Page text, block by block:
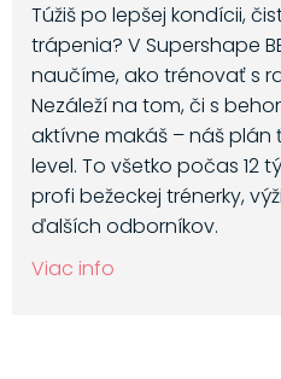
Túžiš po lepšej kondícii,
trápenia? V Supershape
naučíme, ako trénovať s
Nezáleží na tom, či s
aktívne makáš – náš
level. To všetko počas 12
profi bežeckej trénerky,
ďalších odborníkov.
Viac info